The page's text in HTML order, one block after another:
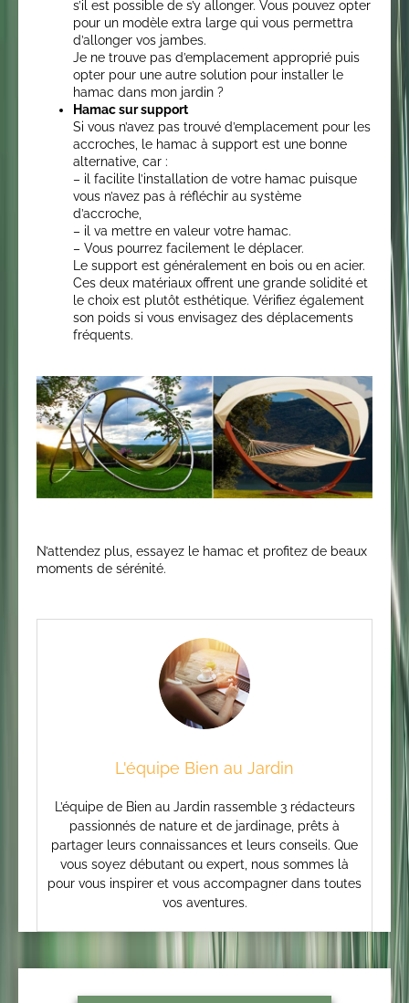
s’il est possible de s’y allonger. Vous pouvez opter
pour un modèle extra large qui vous permettra
d’allonger vos jambes.
Je ne trouve pas d’emplacement approprié puis
opter pour une autre solution pour installer le
hamac dans mon jardin ?
Hamac sur support
Si vous n’avez pas trouvé d’emplacement pour les
accroches, le hamac à support est une bonne
alternative, car :
– il facilite l’installation de votre hamac puisque
vous n’avez pas à réfléchir au système
d’accroche,
– il va mettre en valeur votre hamac.
– Vous pourrez facilement le déplacer.
Le support est généralement en bois ou en acier.
Ces deux matériaux offrent une grande solidité et
le choix est plutôt esthétique. Vérifiez également
son poids si vous envisagez des déplacements
fréquents.
N’attendez plus, essayez le hamac et profitez de beaux
moments de sérénité.
L'équipe Bien au Jardin
L’équipe de Bien au Jardin rassemble 3 rédacteurs
passionnés de nature et de jardinage, prêts à
partager leurs connaissances et leurs conseils. Que
vous soyez débutant ou expert, nous sommes là
pour vous inspirer et vous accompagner dans toutes
vos aventures.